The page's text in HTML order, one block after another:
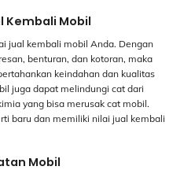
Kembali Mobil
jual kembali mobil Anda. Dengan
benturan, dan kotoran, maka
keindahan dan kualitas
juga dapat melindungi cat dari
yang bisa merusak cat mobil.
baru dan memiliki nilai jual kembali
Mobil